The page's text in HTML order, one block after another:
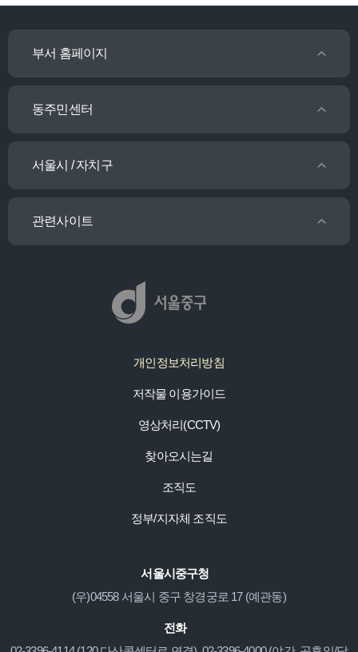
부서 홈페이지
동주민센터
서울시 / 자치구
관련사이트
개인정보처리방침
저작물 이용가이드
영상처리(CCTV)
찾아오시는길
조직도
정부/지자체 조직도
서울시중구청
(우)04558 서울시 중구 창경궁로 17 (예관동)
전화